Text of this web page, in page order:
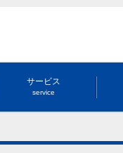
サービス
service